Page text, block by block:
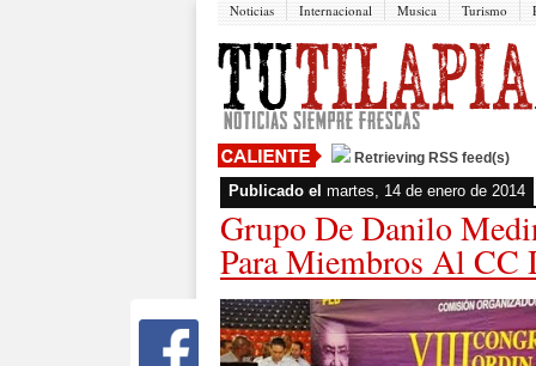
Noticias Internacional Musica Turismo
Retrieving RSS feed(s)
Publicado el martes, 14 de enero de 2014
Grupo De Danilo
Para Miembros Al CC